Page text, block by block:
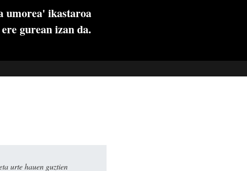
umorea' ikastaroa
gurean izan da.
urte hauen guztien